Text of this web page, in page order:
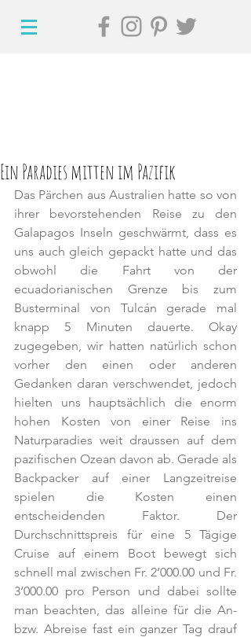
Ein Paradies mitten im Pazifik
Das Pärchen aus Australien hatte so von
ihrer bevorstehenden Reise zu den
Galapagos Inseln geschwärmt, dass es
uns auch gleich gepackt hatte und das
obwohl die Fahrt von der
ecuadorianischen Grenze bis zum
Busterminal von Tulcán gerade mal
knapp 5 Minuten dauerte. Okay
zugegeben, wir hatten natürlich schon
vorher den einen oder anderen
Gedanken daran verschwendet, jedoch
hielten uns hauptsächlich die enorm
hohen Kosten von einer Reise ins
Naturparadies weit draussen auf dem
pazifischen Ozean davon ab. Gerade als
Backpacker auf einer Langzeitreise
spielen die Kosten einen
entscheidenden Faktor. Der
Durchschnittspreis für eine 5 Tägige
Cruise auf einem Boot bewegt sich
schnell mal zwischen Fr. 2‘000.00 und Fr.
3‘000.00 pro Person und dabei sollte
man beachten, das alleine für die An-
bzw. Abreise fast ein ganzer Tag drauf